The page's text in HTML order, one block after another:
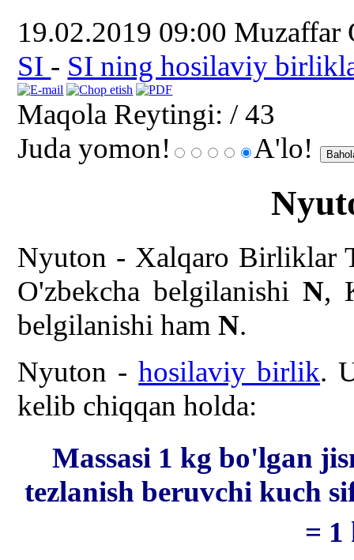
19.02.2019 09:00 Muzaffar
SI - SI ning hosilaviy
Maqola Reytingi: / 43
Juda yomon!
A'lo!
Nyuton - Xalqaro Birliklar
O'zbekcha belgilanishiN,
belgilanishi hamN.
Nyuton -hosilaviy birlik.
kelib chiqqan holda:
Massasi 1 kg bo'lgan
tezlanish beruvchi kuch
= 1